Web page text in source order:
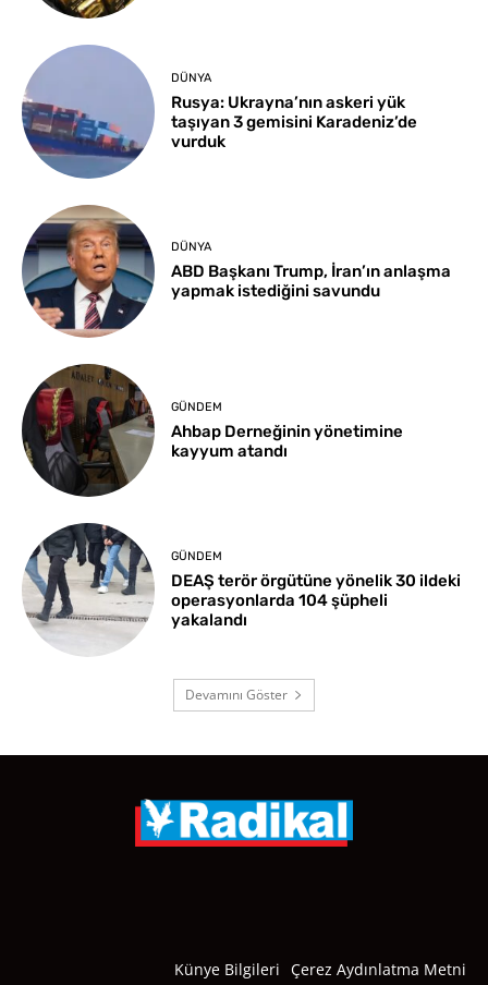
DÜNYA
Rusya: Ukrayna’nın askeri yük
taşıyan 3 gemisini Karadeniz’de
vurduk
DÜNYA
ABD Başkanı Trump, İran’ın anlaşma
yapmak istediğini savundu
GÜNDEM
Ahbap Derneğinin yönetimine
kayyum atandı
GÜNDEM
DEAŞ terör örgütüne yönelik 30 ildeki
operasyonlarda 104 şüpheli
yakalandı
Devamını Göster
Künye Bilgileri Çerez Aydınlatma Metni